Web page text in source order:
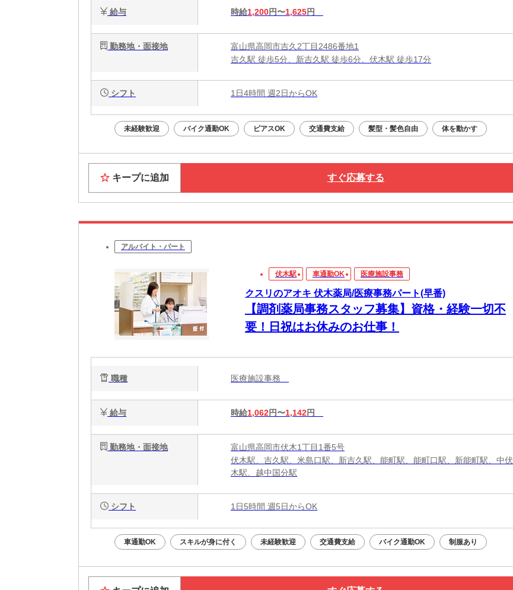
給与 時給1,200円〜1,625円
勤務地・面接地
富山県高岡市吉久2丁目2486番地1
吉久駅 徒歩5分、新吉久駅 徒歩6分、伏木駅 徒歩17分
シフト 1日4時間 週2日からOK
未経験歓迎 バイク通勤OK ピアスOK 交通費支給 髪型・髪色自由 体を動かす
キープに追加 すぐ応募する
アルバイト・パート
伏木駅 車通勤OK 医療施設事務
クスリのアオキ 伏木薬局/医療事務パート(早番)
【調剤薬局事務スタッフ募集】資格・経験一切不
要！日祝はお休みのお仕事！
職種 医療施設事務
給与 時給1,062円〜1,142円
勤務地・面接地
富山県高岡市伏木1丁目1番5号
伏木駅、吉久駅、米島口駅、新吉久駅、能町駅、能町口駅、新能町駅、中伏
木駅、越中国分駅
シフト 1日5時間 週5日からOK
車通勤OK スキルが身に付く 未経験歓迎 交通費支給 バイク通勤OK 制服あり